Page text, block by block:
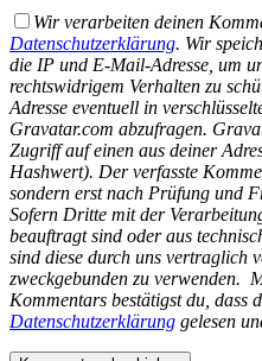
Wir verarbeiten deinen
Datenschutzerklärung. Wir
die IP und E-Mail-Adresse, um
rechtswidrigem Verhalten zu
Adresse eventuell in
Gravatar.com abzufragen.
Zugriff auf einen aus deiner
Hashwert). Der verfasste
sondern erst nach Prüfung und
Sofern Dritte mit der
beauftragt sind oder aus
sind diese durch uns vertraglich
zweckgebunden zu verwenden.
Kommentars bestätigst du, dass
Datenschutzerklärung gelesen